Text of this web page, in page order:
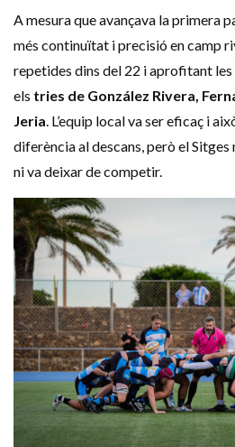
A mesura que avançava la primera
més continuïtat i precisió en camp
repetides dins del 22 i aprofitant
els tries de González Rivera,
Jeria. L’equip local va ser eficaç i
diferència al descans, però el Sitges
ni va deixar de competir.